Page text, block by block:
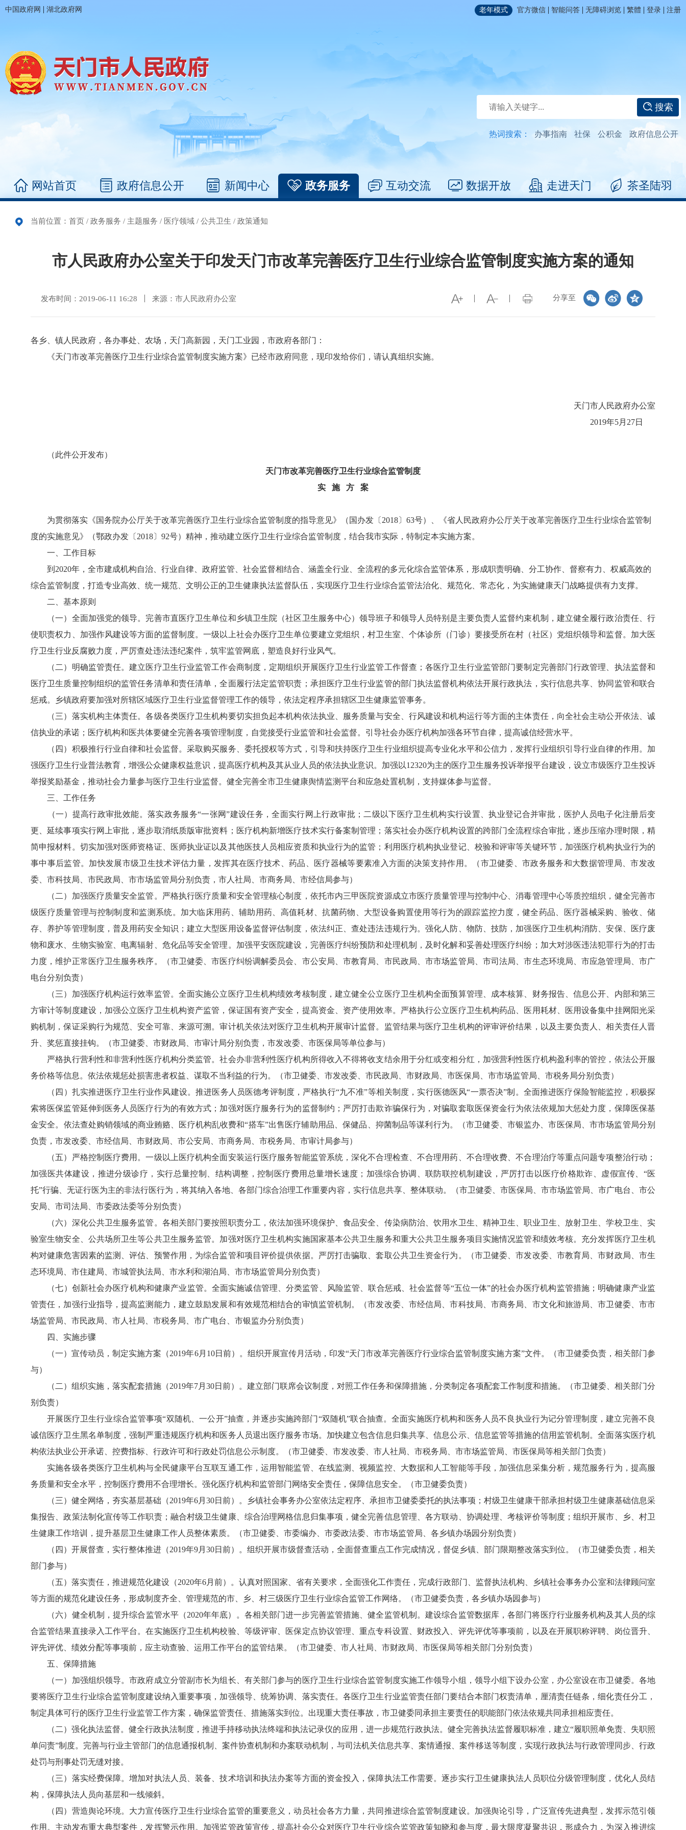
中国政府网 | 湖北政府网 老年模式 官方微信 | 智能问答 | 无障碍浏览 | 繁體 | 登录 | 注册
搜索
热词搜索： 办事指南 社保 公积金 政府信息公开
网站首页 政府信息公开 新闻中心 政务服务 互动交流 数据开放 走进天门 茶圣陆羽
当前位置： 首页 / 政务服务 / 主题服务 / 医疗领域 / 公共卫生 / 政策通知
市人民政府办公室关于印发天门市改革完善医疗卫生行业综合监管制度实施方案的通知
分享至
发布时间：2019-06-11 16:28 来源：市人民政府办公室
各乡、镇人民政府，各办事处、农场，天门高新园，天门工业园，市政府各部门：
《天门市改革完善医疗卫生行业综合监管制度实施方案》已经市政府同意，现印发给你们，请认真组织实施。
天门市人民政府办公室
2019年5月27日
（此件公开发布）
天门市改革完善医疗卫生行业综合监管制度
实 施 方 案
为贯彻落实《国务院办公厅关于改革完善医疗卫生行业综合监管制度的指导意见》（国办发〔2018〕63号）、《省人民政府办公厅关于改革完善医疗卫生行业综合监管制
度的实施意见》（鄂政办发〔2018〕92号）精神，推动建立医疗卫生行业综合监管制度，结合我市实际，特制定本实施方案。
一、工作目标
到2020年，全市建成机构自治、行业自律、政府监管、社会监督相结合、涵盖全行业、全流程的多元化综合监管体系，形成职责明确、分工协作、督察有力、权威高效的
综合监管制度，打造专业高效、统一规范、文明公正的卫生健康执法监督队伍，实现医疗卫生行业综合监管法治化、规范化、常态化，为实施健康天门战略提供有力支撑。
二、基本原则
（一）全面加强党的领导。完善市直医疗卫生单位和乡镇卫生院（社区卫生服务中心）领导班子和领导人员特别是主要负责人监督约束机制，建立健全履行政治责任、行
使职责权力、加强作风建设等方面的监督制度。一级以上社会办医疗卫生单位要建立党组织，村卫生室、个体诊所（门诊）要接受所在村（社区）党组织领导和监督。加大医
疗卫生行业反腐败力度，严厉查处违法违纪案件，筑牢监管网底，塑造良好行业风气。
（二）明确监管责任。建立医疗卫生行业监管工作会商制度，定期组织开展医疗卫生行业监管工作督查；各医疗卫生行业监管部门要制定完善部门行政管理、执法监督和
医疗卫生质量控制组织的监管任务清单和责任清单，全面履行法定监管职责；承担医疗卫生行业监管的部门执法监督机构依法开展行政执法，实行信息共享、协同监管和联合
惩戒。乡镇政府要加强对所辖区域医疗卫生行业监督管理工作的领导，依法定程序承担辖区卫生健康监管事务。
（三）落实机构主体责任。各级各类医疗卫生机构要切实担负起本机构依法执业、服务质量与安全、行风建设和机构运行等方面的主体责任，向全社会主动公开依法、诚
信执业的承诺；医疗机构和医共体要健全完善各项管理制度，自觉接受行业监管和社会监督。引导社会办医疗机构加强各环节自律，提高诚信经营水平。
（四）积极推行行业自律和社会监督。采取购买服务、委托授权等方式，引导和扶持医疗卫生行业组织提高专业化水平和公信力，发挥行业组织引导行业自律的作用。加
强医疗卫生行业普法教育，增强公众健康权益意识，提高医疗机构及其从业人员的依法执业意识。加强以12320为主的医疗卫生服务投诉举报平台建设，设立市级医疗卫生投诉
举报奖励基金，推动社会力量参与医疗卫生行业监督。健全完善全市卫生健康舆情监测平台和应急处置机制，支持媒体参与监督。
三、工作任务
（一）提高行政审批效能。落实政务服务“一张网”建设任务，全面实行网上行政审批；二级以下医疗卫生机构实行设置、执业登记合并审批，医护人员电子化注册后变
更、延续事项实行网上审批，逐步取消纸质版审批资料；医疗机构新增医疗技术实行备案制管理；落实社会办医疗机构设置的跨部门全流程综合审批，逐步压缩办理时限，精
简申报材料。切实加强对医师资格证、医师执业证以及其他医技人员相应资质和执业行为的监管；利用医疗机构执业登记、校验和评审等关键环节，加强医疗机构执业行为的
事中事后监管。加快发展市级卫生技术评估力量，发挥其在医疗技术、药品、医疗器械等要素准入方面的决策支持作用。（市卫健委、市政务服务和大数据管理局、市发改
委、市科技局、市民政局、市市场监管局分别负责，市人社局、市商务局、市经信局参与）
（二）加强医疗质量安全监管。严格执行医疗质量和安全管理核心制度，依托市内三甲医院资源成立市医疗质量管理与控制中心、消毒管理中心等质控组织，健全完善市
级医疗质量管理与控制制度和监测系统。加大临床用药、辅助用药、高值耗材、抗菌药物、大型设备购置使用等行为的跟踪监控力度，健全药品、医疗器械采购、验收、储
存、养护等管理制度，普及用药安全知识；建立大型医用设备监督评估制度，依法纠正、查处违法违规行为。强化人防、物防、技防，加强医疗卫生机构消防、安保、医疗废
物和废水、生物实验室、电离辐射、危化品等安全管理。加强平安医院建设，完善医疗纠纷预防和处理机制，及时化解和妥善处理医疗纠纷；加大对涉医违法犯罪行为的打击
力度，维护正常医疗卫生服务秩序。（市卫健委、市医疗纠纷调解委员会、市公安局、市教育局、市民政局、市市场监管局、市司法局、市生态环境局、市应急管理局、市广
电台分别负责）
（三）加强医疗机构运行效率监管。全面实施公立医疗卫生机构绩效考核制度，建立健全公立医疗卫生机构全面预算管理、成本核算、财务报告、信息公开、内部和第三
方审计等制度建设，加强公立医疗卫生机构资产监管，保证国有资产安全，提高资金、资产使用效率。严格执行公立医疗卫生机构药品、医用耗材、医用设备集中挂网阳光采
购机制，保证采购行为规范、安全可靠、来源可溯。审计机关依法对医疗卫生机构开展审计监督。监管结果与医疗卫生机构的评审评价结果，以及主要负责人、相关责任人晋
升、奖惩直接挂钩。（市卫健委、市财政局、市审计局分别负责，市发改委、市医保局等单位参与）
严格执行营利性和非营利性医疗机构分类监管。社会办非营利性医疗机构所得收入不得将收支结余用于分红或变相分红，加强营利性医疗机构盈利率的管控，依法公开服
务价格等信息。依法依规惩处损害患者权益、谋取不当利益的行为。（市卫健委、市发改委、市民政局、市财政局、市医保局、市市场监管局、市税务局分别负责）
（四）扎实推进医疗卫生行业作风建设。推进医务人员医德考评制度，严格执行“九不准”等相关制度，实行医德医风“一票否决”制。全面推进医疗保险智能监控，积极探
索将医保监管延伸到医务人员医疗行为的有效方式；加强对医疗服务行为的监督制约；严厉打击欺诈骗保行为，对骗取套取医保资金行为依法依规加大惩处力度，保障医保基
金安全。依法查处购销领域的商业贿赂、医疗机构乱收费和“搭车”出售医疗辅助用品、保健品、抑菌制品等谋利行为。（市卫健委、市银监办、市医保局、市市场监管局分别
负责，市发改委、市经信局、市财政局、市公安局、市商务局、市税务局、市审计局参与）
（五）严格控制医疗费用。一级以上医疗机构全面安装运行医疗服务智能监管系统，深化不合理检查、不合理用药、不合理收费、不合理治疗等重点问题专项整治行动；
加强医共体建设，推进分级诊疗，实行总量控制、结构调整，控制医疗费用总量增长速度；加强综合协调、联防联控机制建设，严厉打击以医疗价格欺诈、虚假宣传、“医
托”行骗、无证行医为主的非法行医行为，将其纳入各地、各部门综合治理工作重要内容，实行信息共享、整体联动。（市卫健委、市医保局、市市场监管局、市广电台、市公
安局、市司法局、市委政法委等分别负责）
（六）深化公共卫生服务监管。各相关部门要按照职责分工，依法加强环境保护、食品安全、传染病防治、饮用水卫生、精神卫生、职业卫生、放射卫生、学校卫生、实
验室生物安全、公共场所卫生等公共卫生服务监管。加强对医疗卫生机构实施国家基本公共卫生服务和重大公共卫生服务项目实施情况监管和绩效考核。充分发挥医疗卫生机
构对健康危害因素的监测、评估、预警作用，为综合监管和项目评价提供依据。严厉打击骗取、套取公共卫生资金行为。（市卫健委、市发改委、市教育局、市财政局、市生
态环境局、市住建局、市城管执法局、市水利和湖泊局、市市场监管局分别负责）
（七）创新社会办医疗机构和健康产业监管。全面实施诚信管理、分类监管、风险监管、联合惩戒、社会监督等“五位一体”的社会办医疗机构监管措施；明确健康产业监
管责任，加强行业指导，提高监测能力，建立鼓励发展和有效规范相结合的审慎监管机制。（市发改委、市经信局、市科技局、市商务局、市文化和旅游局、市卫健委、市市
场监管局、市民政局、市人社局、市税务局、市广电台、市银监办分别负责）
四、实施步骤
（一）宣传动员，制定实施方案（2019年6月10日前）。组织开展宣传月活动，印发“天门市改革完善医疗行业综合监管制度实施方案”文件。（市卫健委负责，相关部门参
与）
（二）组织实施，落实配套措施（2019年7月30日前）。建立部门联席会议制度，对照工作任务和保障措施，分类制定各项配套工作制度和措施。（市卫健委、相关部门分
别负责）
开展医疗卫生行业综合监管事项“双随机、一公开”抽查，并逐步实施跨部门“双随机”联合抽查。全面实施医疗机构和医务人员不良执业行为记分管理制度，建立完善不良
诚信医疗卫生黑名单制度，强制严重违规医疗机构和医务人员退出医疗服务市场。加快建立包含信息归集共享、信息公示、信息监管等措施的信用监管机制。全面落实医疗机
构依法执业公开承诺、控费指标、行政许可和行政处罚信息公示制度。（市卫健委、市发改委、市人社局、市税务局、市市场监管局、市医保局等相关部门负责）
实施各级各类医疗卫生机构与全民健康平台互联互通工作，运用智能监管、在线监测、视频监控、大数据和人工智能等手段，加强信息采集分析，规范服务行为，提高服
务质量和安全水平，控制医疗费用不合理增长。强化医疗机构和监管部门网络安全责任，保障信息安全。（市卫健委负责）
（三）健全网络，夯实基层基础（2019年6月30日前）。乡镇社会事务办公室依法定程序、承担市卫健委委托的执法事项；村级卫生健康干部承担村级卫生健康基础信息采
集报告、政策法制化宣传等工作职责；融合村级卫生健康、综合治理网格信息归集事项，健全完善信息管理、各方联动、协调处理、考核评价等制度；组织开展市、乡、村卫
生健康工作培训，提升基层卫生健康工作人员整体素质。（市卫健委、市委编办、市委政法委、市市场监管局、各乡镇办场园分别负责）
（四）开展督查，实行整体推进（2019年9月30日前）。组织开展市级督查活动，全面督查重点工作完成情况，督促乡镇、部门限期整改落实到位。（市卫健委负责，相关
部门参与）
（五）落实责任，推进规范化建设（2020年6月前）。认真对照国家、省有关要求，全面强化工作责任，完成行政部门、监督执法机构、乡镇社会事务办公室和法律顾问室
等方面的规范化建设任务，形成制度齐全、管理规范的市、乡、村三级医疗卫生行业综合监管工作网络。（市卫健委负责，各乡镇办场园参与）
（六）健全机制，提升综合监管水平（2020年年底）。各相关部门进一步完善监管措施、健全监管机制。建设综合监管数据库，各部门将医疗行业服务机构及其人员的综
合监管结果直接录入工作平台。在实施医疗卫生机构校验、等级评审、医保定点协议管理、重点专科设置、财政投入、评先评优等事项前，以及在开展职称评聘、岗位晋升、
评先评优、绩效分配等事项前，应主动查验、运用工作平台的监管结果。（市卫健委、市人社局、市财政局、市医保局等相关部门分别负责）
五、保障措施
（一）加强组织领导。市政府成立分管副市长为组长、有关部门参与的医疗卫生行业综合监管制度实施工作领导小组，领导小组下设办公室，办公室设在市卫健委。各地
要将医疗卫生行业综合监管制度建设纳入重要事项，加强领导、统筹协调、落实责任。各医疗卫生行业监管责任部门要结合本部门权责清单，厘清责任链条，细化责任分工，
制定具体可行的医疗卫生行业监管工作方案，确保监管责任、措施落实到位。出现重大责任事故，市卫健委同承担主要责任的职能部门依法依规共同承担相应责任。
（二）强化执法监督。健全行政执法制度，推进手持移动执法终端和执法记录仪的应用，进一步规范行政执法。健全完善执法监督履职标准，建立“履职照单免责、失职照
单问责”制度。完善与行业主管部门的信息通报机制、案件协查机制和办案联动机制，与司法机关信息共享、案情通报、案件移送等制度，实现行政执法与行政管理同步、行政
处罚与刑事处罚无缝对接。
（三）落实经费保障。增加对执法人员、装备、技术培训和执法办案等方面的资金投入，保障执法工作需要。逐步实行卫生健康执法人员职位分级管理制度，优化人员结
构，保障执法人员向基层和一线倾斜。
（四）营造舆论环境。大力宣传医疗卫生行业综合监管的重要意义，动员社会各方力量，共同推进综合监管制度建设。加强舆论引导，广泛宣传先进典型，发挥示范引领
作用。主动发布重大典型案件，发挥警示作用。加强监管政策宣传，提高社会公众对医疗卫生行业综合监管政策知晓和参与度，最大限度凝聚共识，形成合力，为深入推进综